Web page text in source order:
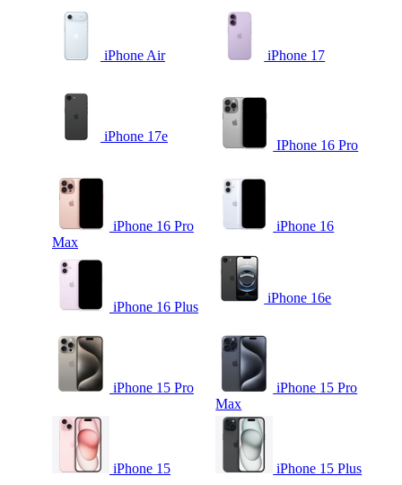
iPhone Air iPhone 17
iPhone 17e
IPhone 16 Pro
iPhone 16 Pro
Max
iPhone 16
iPhone 16 Plus
iPhone 16e
iPhone 15 Pro
iPhone 15 Pro
Max
iPhone 15 iPhone 15 Plus